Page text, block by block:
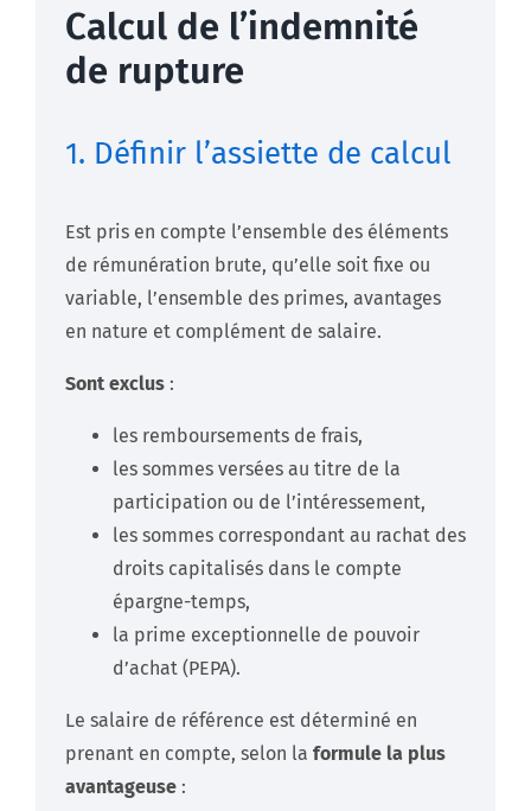
Calcul de l’indemnité
de rupture
1. Définir l’assiette de calcul
Est pris en compte l’ensemble des éléments
de rémunération brute, qu’elle soit fixe ou
variable, l’ensemble des primes, avantages
en nature et complément de salaire.
Sont exclus :
les remboursements de frais,
les sommes versées au titre de la
participation ou de l’intéressement,
les sommes correspondant au rachat des
droits capitalisés dans le compte
épargne-temps,
la prime exceptionnelle de pouvoir
d’achat (PEPA).
Le salaire de référence est déterminé en
prenant en compte, selon la formule la plus
avantageuse :